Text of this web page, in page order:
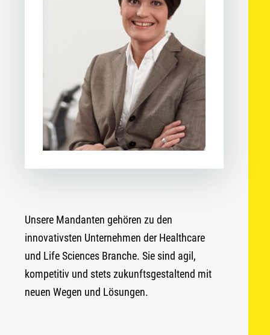
Unsere Mandanten gehören zu den
innovativsten Unternehmen der Healthcare
und Life Sciences Branche. Sie sind agil,
kompetitiv und stets zukunftsgestaltend mit
neuen Wegen und Lösungen.